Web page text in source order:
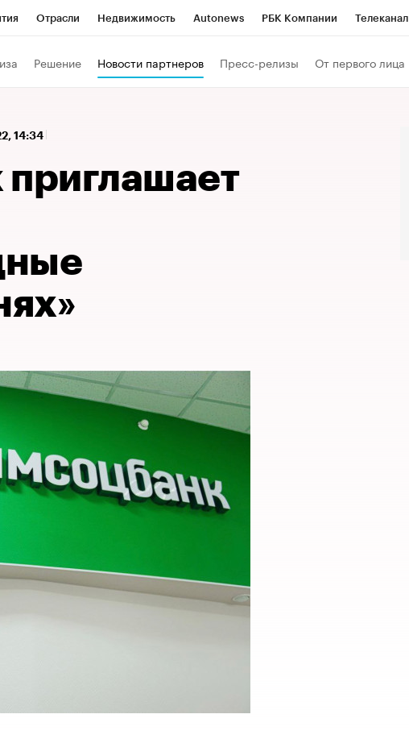
Отрасли Недвижимость Autonews РБК Компании Телеканал
Решение Новости партнеров Пресс-релизы От первого лица
14:34